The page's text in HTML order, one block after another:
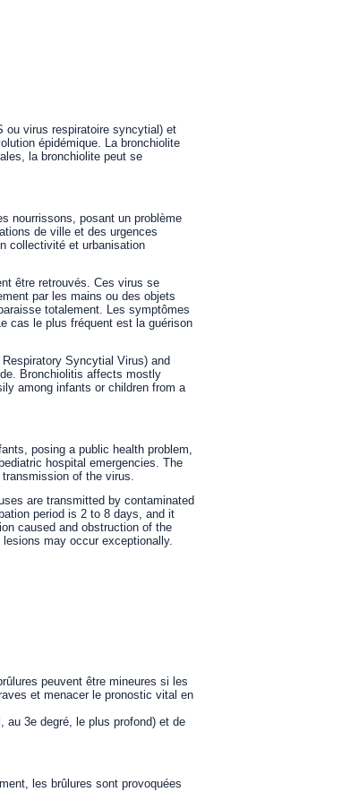
ou virus respiratoire syncytial) et
épidémique. La bronchiolite
la bronchiolite peut se
nourrissons, posant un problème
de ville et des urgences
collectivité et urbanisation
être retrouvés. Ces virus se
par les mains ou des objets
totalement. Les symptômes
cas le plus fréquent est la guérison
Syncytial Virus) and
Bronchiolitis affects mostly
among infants or children from a
posing a public health problem,
hospital emergencies. The
of the virus.
are transmitted by contaminated
period is 2 to 8 days, and it
caused and obstruction of the
may occur exceptionally.
peuvent être mineures si les
et menacer le pronostic vital en
au 3e degré, le plus profond) et de
les brûlures sont provoquées